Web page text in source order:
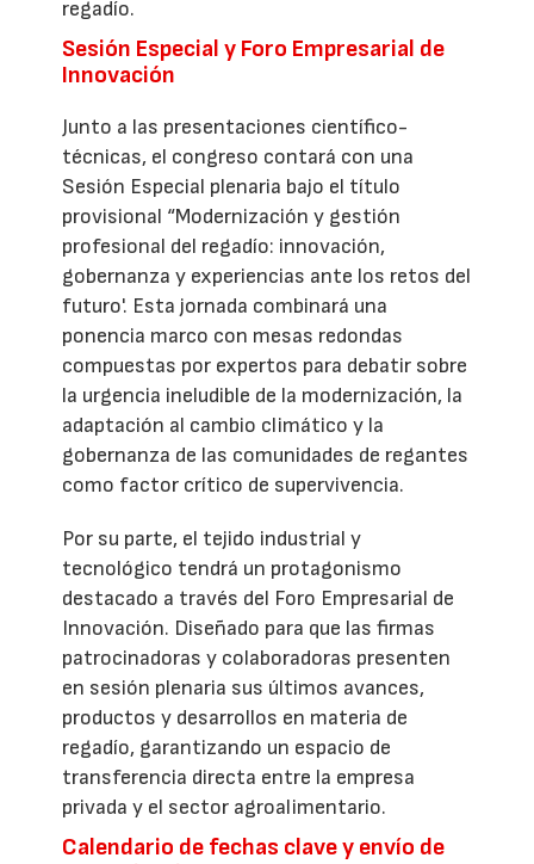
regadío.
Sesión Especial y Foro Empresarial de
Innovación
Junto a las presentaciones científico-
técnicas, el congreso contará con una
Sesión Especial plenaria bajo el título
provisional “Modernización y gestión
profesional del regadío: innovación,
gobernanza y experiencias ante los retos del
futuro'. Esta jornada combinará una
ponencia marco con mesas redondas
compuestas por expertos para debatir sobre
la urgencia ineludible de la modernización, la
adaptación al cambio climático y la
gobernanza de las comunidades de regantes
como factor crítico de supervivencia.
Por su parte, el tejido industrial y
tecnológico tendrá un protagonismo
destacado a través del Foro Empresarial de
Innovación. Diseñado para que las firmas
patrocinadoras y colaboradoras presenten
en sesión plenaria sus últimos avances,
productos y desarrollos en materia de
regadío, garantizando un espacio de
transferencia directa entre la empresa
privada y el sector agroalimentario.
Calendario de fechas clave y envío de